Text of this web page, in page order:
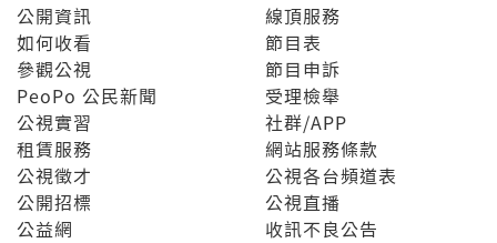
公開資訊
如何收看
參觀公視
PeoPo 公民新聞
公視實習
租賃服務
公視徵才
公開招標
公益網
線頂服務
節目表
節目申訴
受理檢舉
社群/APP
網站服務條款
公視各台頻道表
公視直播
收訊不良公告